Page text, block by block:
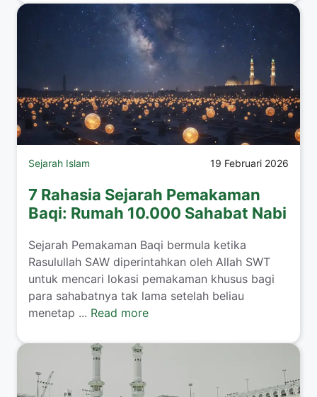
Sejarah Islam 19 Februari 2026
7 Rahasia Sejarah Pemakaman
Baqi: Rumah 10.000 Sahabat Nabi
Sejarah Pemakaman Baqi bermula ketika
Rasulullah SAW diperintahkan oleh Allah SWT
untuk mencari lokasi pemakaman khusus bagi
para sahabatnya tak lama setelah beliau
menetap ... Read more